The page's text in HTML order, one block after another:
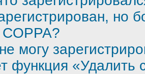
но
могу
функция «Удалить